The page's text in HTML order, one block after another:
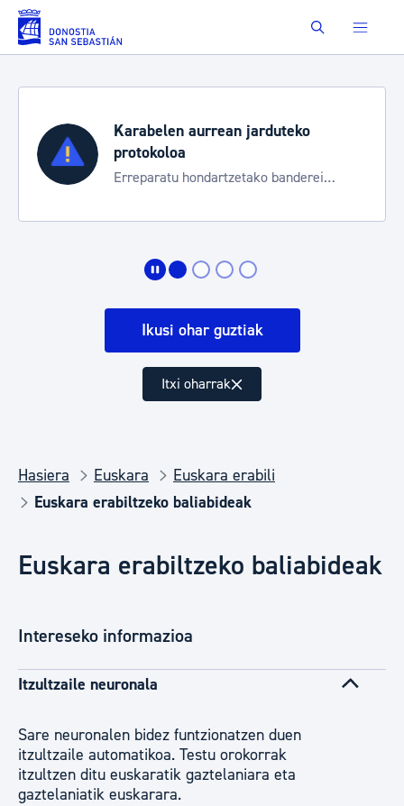
Eduki nagusira joan Buscar
Karabelen aurrean jarduteko
protokoloa
Erreparatu hondartzetako banderei
Ikusi ohar guztiak
Itxi oharrak
Hasiera Euskara
Euskara erabili
Euskara erabiltzeko baliabideak
Euskara erabiltzeko baliabideak
Intereseko informazioa
Itzultzaile neuronala
Sare neuronalen bidez funtzionatzen duen
itzultzaile automatikoa. Testu orokorrak
itzultzen ditu euskaratik gaztelaniara eta
gaztelaniatik euskarara.